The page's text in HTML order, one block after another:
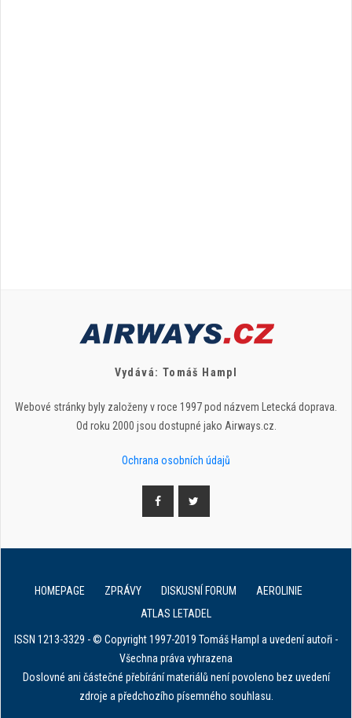
Vydává: Tomáš Hampl
Webové stránky byly založeny v roce 1997 pod názvem Letecká doprava.
Od roku 2000 jsou dostupné jako Airways.cz.
Ochrana osobních údajů
HOMEPAGE ZPRÁVY DISKUSNÍ FORUM
AEROLINIE
ATLAS LETADEL
ISSN 1213-3329 - © Copyright 1997-2019 Tomáš Hampl a uvedení autoři -
Všechna práva vyhrazena
Doslovné ani částečné přebírání materiálů není povoleno bez uvedení
zdroje a předchozího písemného souhlasu.